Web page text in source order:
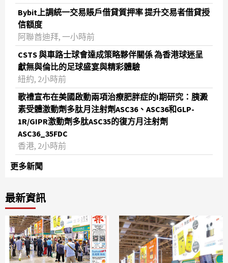
Bybit上調統一交易賬戶借貸質押率 提升交易者借貸授
信額度
阿聯酋迪拜, 一小時前
CSTS 與車路士球會達成策略夥伴關係 為香港球迷呈
獻無與倫比的足球盛宴與精彩體驗
紐約, 2小時前
歌禮宣布在美國啟動兩項治療肥胖症的I期研究：胰澱
素受體激動劑多肽月注射劑ASC36、ASC36和GLP-
1R/GIPR激動劑多肽ASC35的復方月注射劑
ASC36_35FDC
香港, 2小時前
更多新聞
最新資訊